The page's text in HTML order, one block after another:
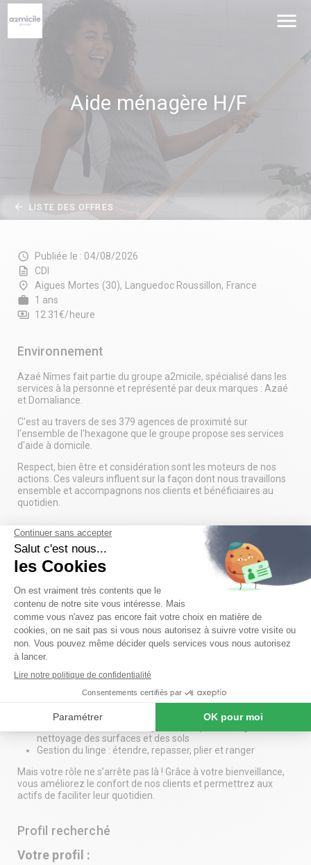
menu
Aide ménagère H/F
arrow_back LISTE DES OFFRES
schedule Publiée le : 04/08/2026
description CDI
place Aigues Mortes (30), Languedoc Roussillon, France
work 1 ans
payments 12.31€/heure
Environnement
Azaé Nîmes fait partie du groupe a2micile, spécialisé dans les
services à la personne et représenté par deux marques : Azaé
et Domaliance.
C'est au travers de ses 379 agences de proximité sur
l'ensemble de l'hexagone que le groupe propose ses services
d'aide à domicile.
Respect, bien être et considération sont les moteurs de nos
actions. Ces valeurs influent sur la façon dont nous travaillons
ensemble et accompagnons nos clients et bénéficiaires au
quotidien.
Le poste
Rejoignez une aventure humaine et bienveillante
Vous aimez prendre soin des autres et donner du sens à votre
travail ? Nous recrutons un(e) aide ménager(ère) pour
renforcer notre équipe sur le secteur de aigues mortes (30),
languedoc roussillon, france !
Votre mission : apporter confort et bien-être
En toute autonomie, vous apporterez un vrai coup de pouce à
nos bénéficiaires en prenant soin de leur intérieur :
Entretien du domicile : rangement, dépoussiérage,
nettoyage des surfaces et des sols
Gestion du linge : étendre, repasser, plier et ranger
Mais votre rôle ne s’arrête pas là ! Grâce à votre bienveillance,
vous améliorez le confort de nos clients et permettrez aux
actifs de faciliter leur quotidien.
Profil recherché
Votre profil :